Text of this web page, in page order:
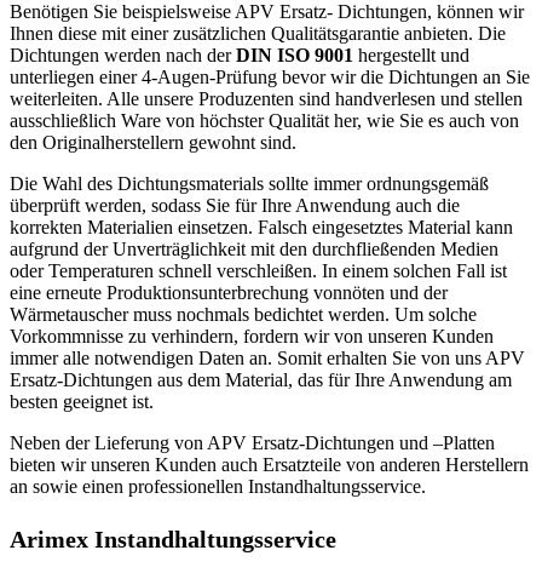
Benötigen Sie beispielsweise APV Ersatz- Dichtungen, können wir
Ihnen diese mit einer zusätzlichen Qualitätsgarantie anbieten. Die
Dichtungen werden nach derDIN ISO 9001 hergestellt und
unterliegen einer 4-Augen-Prüfung bevor wir die Dichtungen an Sie
weiterleiten. Alle unsere Produzenten sind handverlesen und stellen
ausschließlich Ware von höchster Qualität her, wie Sie es auch von
den Originalherstellern gewohnt sind.
Die Wahl des Dichtungsmaterials sollte immer ordnungsgemäß
überprüft werden, sodass Sie für Ihre Anwendung auch die
korrekten Materialien einsetzen. Falsch eingesetztes Material kann
aufgrund der Unverträglichkeit mit den durchfließenden Medien
oder Temperaturen schnell verschleißen. In einem solchen Fall ist
eine erneute Produktionsunterbrechung vonnöten und der
Wärmetauscher muss nochmals bedichtet werden. Um solche
Vorkommnisse zu verhindern, fordern wir von unseren Kunden
immer alle notwendigen Daten an. Somit erhalten Sie von uns APV
Ersatz-Dichtungen aus dem Material, das für Ihre Anwendung am
besten geeignet ist.
Neben der Lieferung von APV Ersatz-Dichtungen und –Platten
bieten wir unseren Kunden auch Ersatzteile von anderen Herstellern
an sowie einen professionellen Instandhaltungsservice.
Arimex Instandhaltungsservice